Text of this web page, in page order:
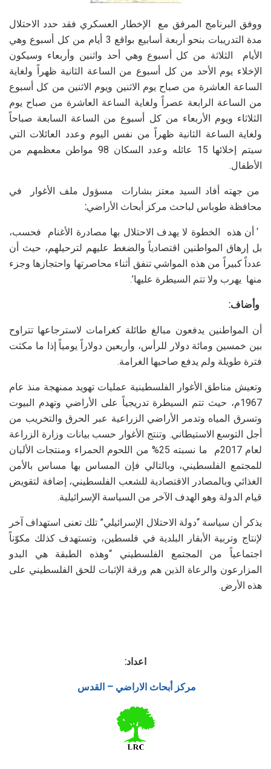
ووفق البرنامج المرفق مع الإخطار العسكري فقد حدد الاحتلال
مدة التدريبات بنحو أربعة أسابيع بواقع 3 أيام من كل أسبوع وهي
الأيام الثلاثة من كل أسبوع وهي أحد واثنين وأربعاء وسيكون
الإخلاء يوم الأحد من كل أسبوع من الساعة الثانية ظهراً ولغاية
الساعة العاشرة من صباح يوم الاثنين ويوم الاثنين من كل أسبوع
من الساعة الرابعة عصراً ولغاية الساعة العاشرة من صباح يوم
الثلاثاء ويوم الأربعاء من كل أسبوع من الساعة السابعة صباحاً
ولغاية الساعة الثانية ظهراً من نفس اليوم وعدد العائلات التي
سيتم إخلائها 15 عائله وعدد السكان 98 مواطن معظمهم من
الأطفال.
من جهته أفاد السيد معتز بشارات مسؤول ملف الأغوار في
محافظة طوباس لباحث مركز أبحاث الأراضي:
‘ أن هذه الخطوة لا يهدف الاحتلال بها مصادرة الأغنام فحسب،
بل إرهاق المواطنين اقتصادياً والضغط عليهم لترحيلهم، حيث أن
عدداً كبيراً من هذه المواشي تنفق أثناء محاصرتها واحتجازها وجزء
منها يهرب ولا تتم السيطرة عليها’.
وأضاف:
أن المواطنين يدفعون مبالغ طائلة كغرامات لاسترجاعها تتراوح
بين خمسين ومائة دولار للرأس، وأربعين دولاراً يومياً إذا ما مكثت
فترة طويلة ولم يدفع صاحبها الغرامة.
وتعيش مناطق الأغوار الفلسطينية عمليات تهويد ممنهجة منذ عام
1967م، حيث تتم السيطرة تدريجياً على الأراضي وتهدم البيوت
وتسرق المياه وتدمر الأراضي الزراعية عبر الحرق والتخريب من
أجل التوسع الاستيطاني. وتنتج الأغوار حسب بيانات وزارة الزراعة
لعام 2017م ما نسبته 25% من اللحوم الحمراء ومنتجات الألبان
للمجتمع الفلسطيني، وبالتالي فإن المساس بها مساس بالأمن
الغذائي وبالمصادر الاقتصادية للشعب الفلسطيني، إضافة لتقويض
قيام الدولة وهو الهدف الآخر من السياسة الإسرائيلية.
يذكر أن سياسة “دولة الاحتلال الإسرائيلي” تلك تعنى استهداف آخر
لإنتاج وتربية الأبقار البلدية في فلسطين، وتستهدف كذلك مكوّناً
اجتماعياً من المجتمع الفلسطيني “وهذه الطبقة هي البدو
المزارعون والرعاة الذين هم ورقة الإثبات للحق الفلسطيني على
هذه الأرض.
اعداد:
مركز أبحاث الاراضي – القدس